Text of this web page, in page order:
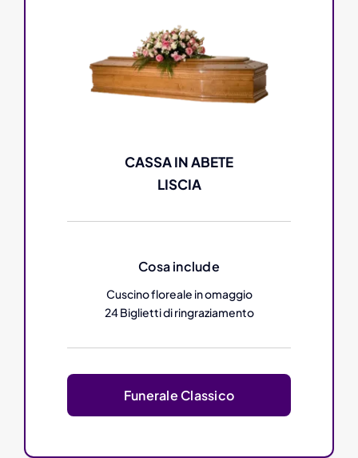
CASSA IN ABETE
LISCIA
Cosa include
Cuscino floreale in omaggio
24 Biglietti di ringraziamento
Funerale Classico